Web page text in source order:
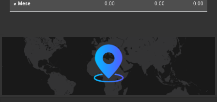
⌀ Mese 0.00 0.00 0.00